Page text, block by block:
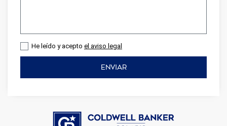
He leído y acepto el aviso legal
ENVIAR